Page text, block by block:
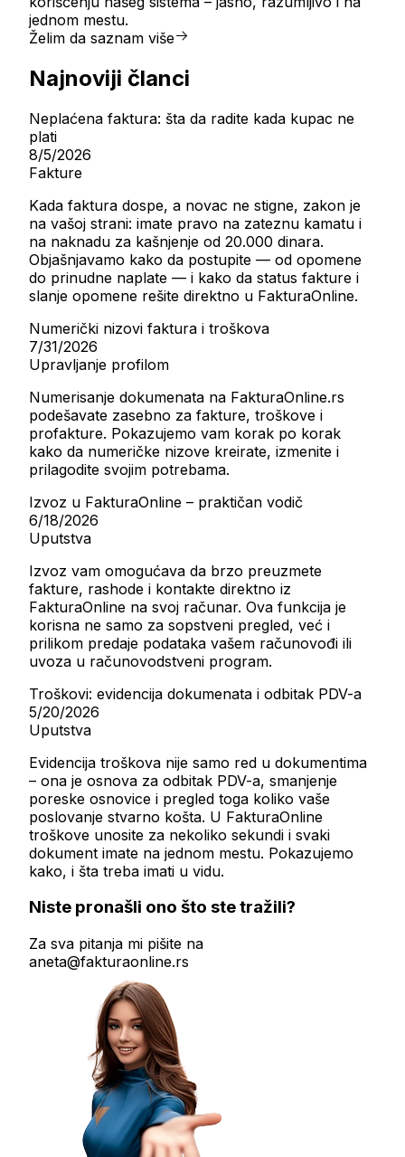
jednom mestu.
Želim da saznam više
Najnoviji članci
Neplaćena faktura: šta da radite kada kupac ne
plati
8/5/2026
Fakture
Kada faktura dospe, a novac ne stigne, zakon je
na vašoj strani: imate pravo na zateznu kamatu i
na naknadu za kašnjenje od 20.000 dinara.
Objašnjavamo kako da postupite — od opomene
do prinudne naplate — i kako da status fakture i
slanje opomene rešite direktno u FakturaOnline.
Numerički nizovi faktura i troškova
7/31/2026
Upravljanje profilom
Numerisanje dokumenata na FakturaOnline.rs
podešavate zasebno za fakture, troškove i
profakture. Pokazujemo vam korak po korak
kako da numeričke nizove kreirate, izmenite i
prilagodite svojim potrebama.
Izvoz u FakturaOnline – praktičan vodič
6/18/2026
Uputstva
Izvoz vam omogućava da brzo preuzmete
fakture, rashode i kontakte direktno iz
FakturaOnline na svoj računar. Ova funkcija je
korisna ne samo za sopstveni pregled, već i
prilikom predaje podataka vašem računovođi ili
uvoza u računovodstveni program.
Troškovi: evidencija dokumenata i odbitak PDV-a
5/20/2026
Uputstva
Evidencija troškova nije samo red u dokumentima
– ona je osnova za odbitak PDV-a, smanjenje
poreske osnovice i pregled toga koliko vaše
poslovanje stvarno košta. U FakturaOnline
troškove unosite za nekoliko sekundi i svaki
dokument imate na jednom mestu. Pokazujemo
kako, i šta treba imati u vidu.
Niste pronašli ono što ste tražili?
Za sva pitanja mi pišite na
aneta@fakturaonline.rs